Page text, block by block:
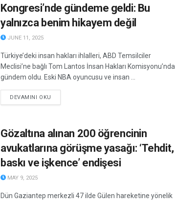
Kongresi’nde gündeme geldi: Bu
yalnızca benim hikayem değil
JUNE 11, 2025
Türkiye’deki insan hakları ihlalleri, ABD Temsilciler
Meclisi’ne bağlı Tom Lantos İnsan Hakları Komisyonu’nda
gündem oldu. Eski NBA oyuncusu ve insan ...
DEVAMINI OKU
Gözaltına alınan 200 öğrencinin
avukatlarına görüşme yasağı: ‘Tehdit,
baskı ve işkence’ endişesi
MAY 9, 2025
Dün Gaziantep merkezli 47 ilde Gülen hareketine yönelik